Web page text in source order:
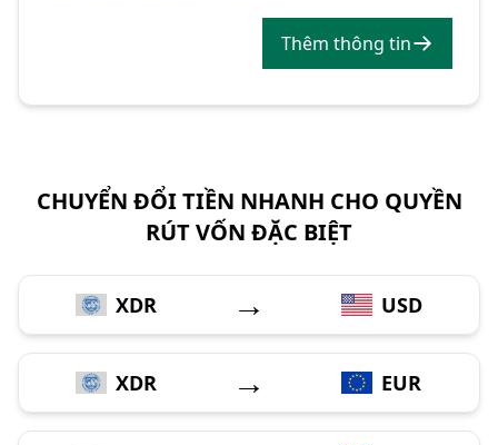
Thêm thông tin
CHUYỂN ĐỔI TIỀN NHANH CHO QUYỀN
RÚT VỐN ĐẶC BIỆT
XDR → USD
XDR → EUR